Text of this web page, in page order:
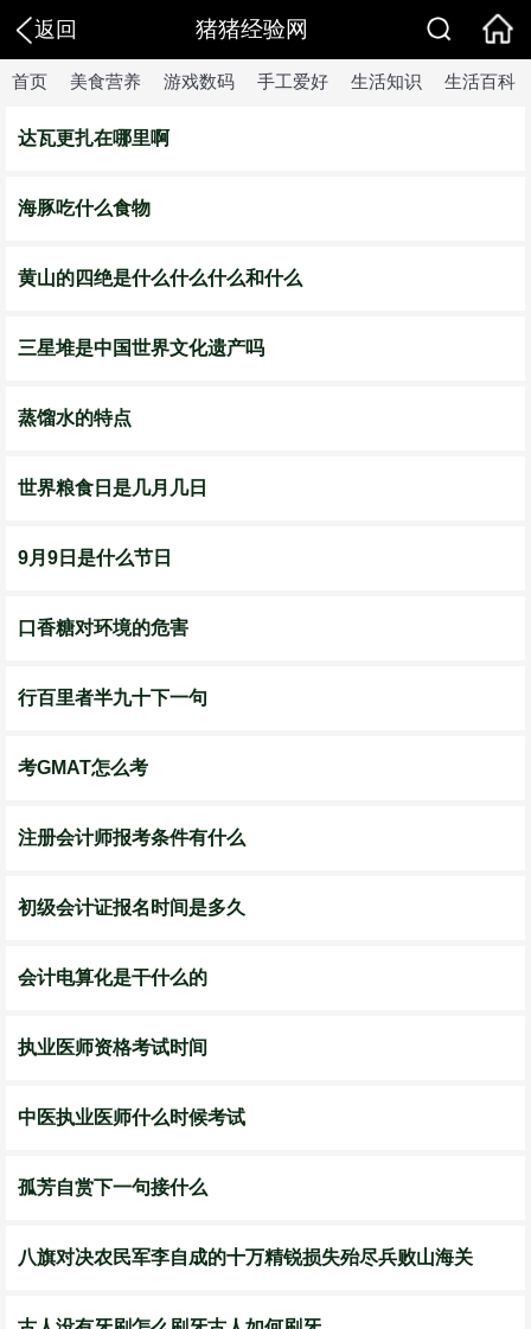
返回 猪猪经验网
首页 美食营养 游戏数码 手工爱好 生活知识 生活百科
达瓦更扎在哪里啊
海豚吃什么食物
黄山的四绝是什么什么什么和什么
三星堆是中国世界文化遗产吗
蒸馏水的特点
世界粮食日是几月几日
9月9日是什么节日
口香糖对环境的危害
行百里者半九十下一句
考GMAT怎么考
注册会计师报考条件有什么
初级会计证报名时间是多久
会计电算化是干什么的
执业医师资格考试时间
中医执业医师什么时候考试
孤芳自赏下一句接什么
八旗对决农民军李自成的十万精锐损失殆尽兵败山海关